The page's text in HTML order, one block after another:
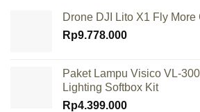
Drone DJI Lito X1 Fly More
Rp9.778.000
Paket Lampu Visico VL-
Lighting Softbox Kit
Rp4.399.000